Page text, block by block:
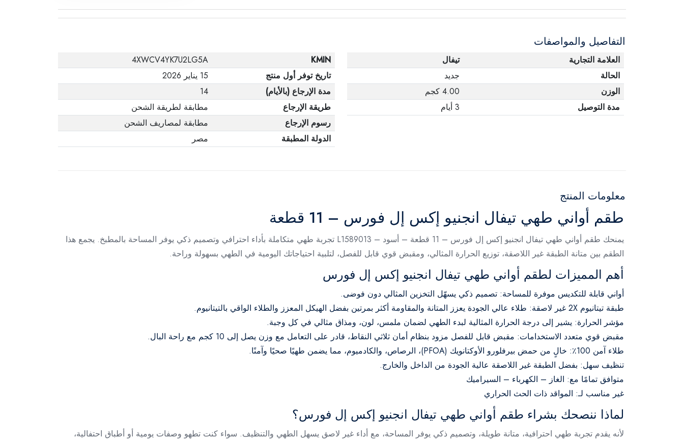
حالة وجود عيوب من
وقت وصول الطلب،
في حالتها الصحيحة
وأن المنتج في عبوته
الأصلية. لاحظ أنه لا
يمكن إرجاع المنتجات
التفاصيل والمواصفات
العلامة التجارية
تيفال
الحالة
جديد
الوزن
4.00 كجم
مدة التوصيل
3 أيام
KMIN
4XWCV4YK7U2LG5A
تاريخ توفر أول منتج
15 يناير 2026
مدة الإرجاع (بالأيام)
14
طريقة الإرجاع
مطابقة لطريقة الشحن
رسوم الإرجاع
مطابقة لمصاريف الشحن
الدولة المطبقة
مصر
معلومات المنتج
طقم أواني طهي تيفال انجنيو إكس إل فورس – 11 قطعة
يمنحك طقم أواني طهي تيفال انجنيو إكس إل فورس – 11 قطعة – أسود – L1589013 تجربة طهي متكاملة بأداء احترافي وتصميم ذكي يوفر المساحة بالمطبخ. يجمع هذا
الطقم بين متانة الطبقة غير اللاصقة، توزيع الحرارة المثالي، ومقبض قوي قابل للفصل، لتلبية احتياجاتك اليومية في الطهي بسهولة وراحة.
أهم المميزات لطقم أواني طهي تيفال انجنيو إكس إل فورس
أواني قابلة للتكديس موفرة للمساحة: تصميم ذكي يسهّل التخزين المثالي دون فوضى.
طبقة تيتانيوم 2X غير لاصقة: طلاء عالي الجودة يعزز المتانة والمقاومة أكثر بمرتين بفضل الهيكل المعزز والطلاء الواقي بالتيتانيوم.
مؤشر الحرارة: يشير إلى درجة الحرارة المثالية لبدء الطهي لضمان ملمس، لون، ومذاق مثالي في كل وجبة.
مقبض قوي متعدد الاستخدامات: مقبض قابل للفصل مزود بنظام أمان ثلاثي النقاط، قادر على التعامل مع وزن يصل إلى 10 كجم مع راحة البال.
طلاء آمن 100٪: خالٍ من حمض بيرفلورو الأوكتانويك (PFOA)، الرصاص، والكادميوم، مما يضمن طهيًا صحيًا وآمنًا.
تنظيف سهل: بفضل الطبقة غير اللاصقة عالية الجودة من الداخل والخارج.
متوافق تمامًا مع: الغاز – الكهرباء – السيراميك
غير مناسب لـ: المواقد ذات الحث الحراري
لماذا ننصحك بشراء طقم أواني طهي تيفال انجنيو إكس إل فورس؟
لأنه يقدم تجربة طهي احترافية، متانة طويلة، وتصميم ذكي يوفر المساحة، مع أداء غير لاصق يسهل الطهي والتنظيف. سواء كنت تطهو وصفات يومية أو أطباق احتفالية،